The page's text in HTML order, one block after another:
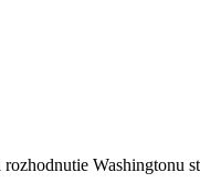
Washingtonu